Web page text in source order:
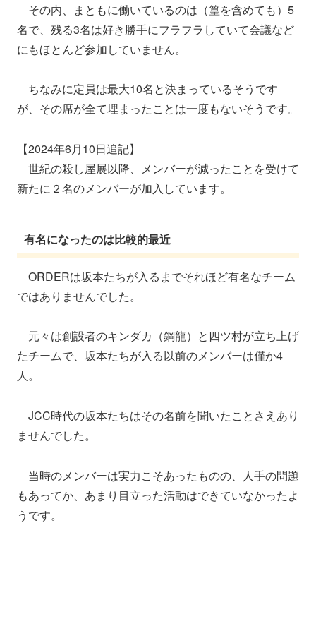
その内、まともに働いているのは（篁を含めても）5
名で、残る3名は好き勝手にフラフラしていて会議など
にもほとんど参加していません。
ちなみに定員は最大10名と決まっているそうです
が、その席が全て埋まったことは一度もないそうです。
【2024年6月10日追記】
世紀の殺し屋展以降、メンバーが減ったことを受けて
新たに２名のメンバーが加入しています。
有名になったのは比較的最近
ORDERは坂本たちが入るまでそれほど有名なチーム
ではありませんでした。
元々は創設者のキンダカ（鋼龍）と四ツ村が立ち上げ
たチームで、坂本たちが入る以前のメンバーは僅か4
人。
JCC時代の坂本たちはその名前を聞いたことさえあり
ませんでした。
当時のメンバーは実力こそあったものの、人手の問題
もあってか、あまり目立った活動はできていなかったよ
うです。